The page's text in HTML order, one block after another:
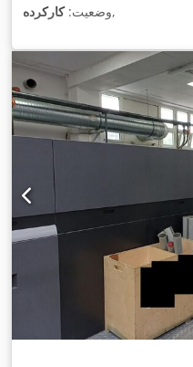
وضعیت:کارکرده ,